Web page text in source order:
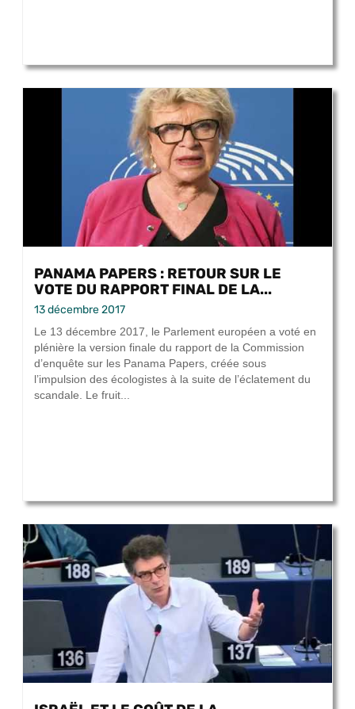
PANAMA PAPERS : RETOUR SUR LE
VOTE DU RAPPORT FINAL DE LA...
13 décembre 2017
Le 13 décembre 2017, le Parlement européen a voté en
plénière la version finale du rapport de la Commission
d’enquête sur les Panama Papers, créée sous
l’impulsion des écologistes à la suite de l’éclatement du
scandale. Le fruit...